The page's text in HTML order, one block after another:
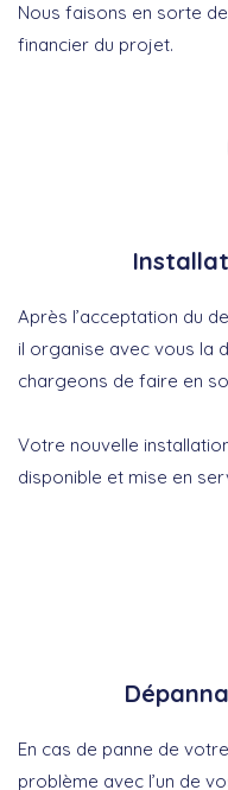
Nous faisons en sorte
financier du projet.
Après l’acceptation du
il organise avec vous la
chargeons de faire en
Votre nouvelle
disponible et mise en
En cas de panne de
problème avec l’un de